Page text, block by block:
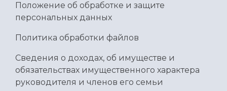
Положение об обработке и защите
персональных данных
Политика обработки файлов
Сведения о доходах, об имуществе и
обязательствах имущественного характера
руководителя и членов его семьи